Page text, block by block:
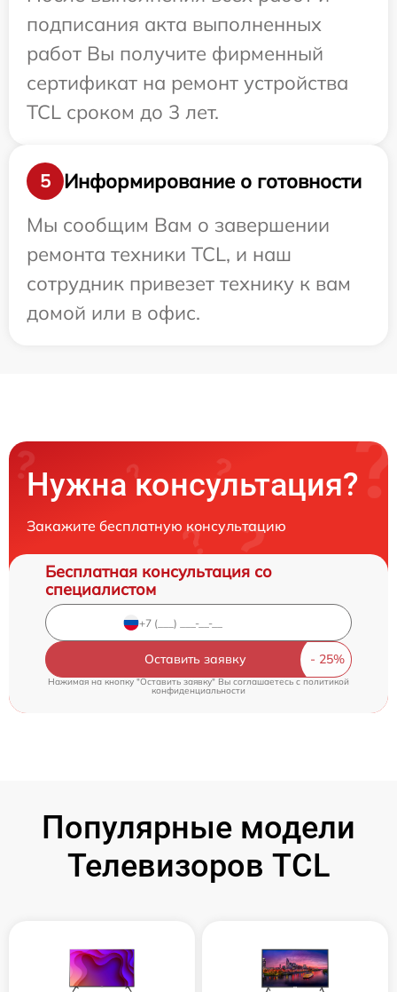
подписания акта выполненных
работ Вы получите фирменный
сертификат на ремонт устройства
TCL сроком до 3 лет.
5
Информирование о готовности
Мы сообщим Вам о завершении
ремонта техники TCL, и наш
сотрудник привезет технику к вам
домой или в офис.
Нужна консультация?
Закажите бесплатную консультацию
Бесплатная консультация со
специалистом
Оставить заявку
Нажимая на кнопку "Оставить заявку" Вы соглашаетесь c политикой
конфиденциальности
Популярные модели
Телевизоров TCL